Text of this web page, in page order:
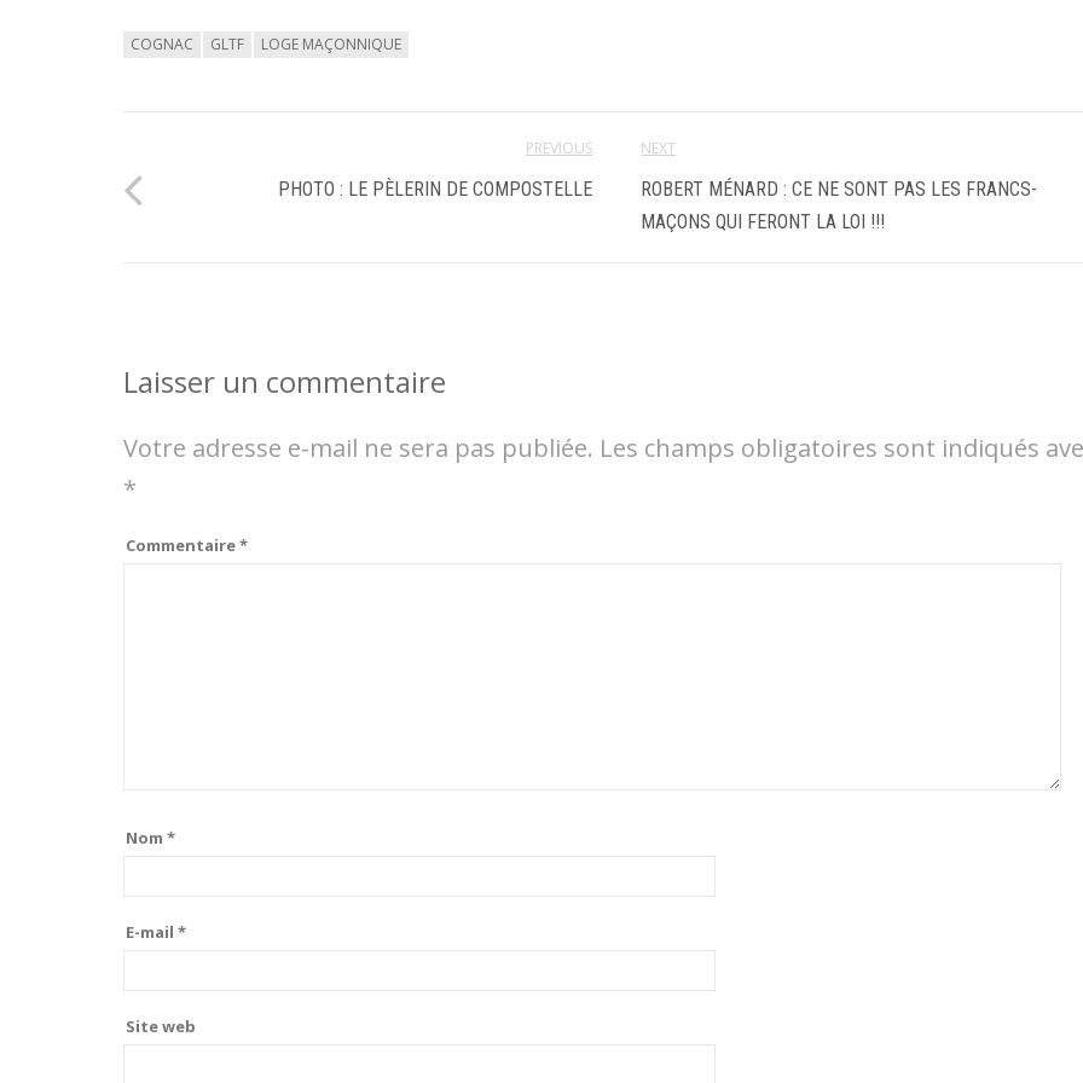
COGNAC GLTF LOGE MAÇONNIQUE
PREVIOUS
PHOTO : LE PÈLERIN DE COMPOSTELLE
NEXT
ROBERT MÉNARD : CE NE SONT PAS LES FRANCS-
MAÇONS QUI FERONT LA LOI !!!
Laisser un commentaire
Votre adresse e-mail ne sera pas publiée. Les champs obligatoires sont indiqués
*
Commentaire*
Nom *
E-mail *
Site web